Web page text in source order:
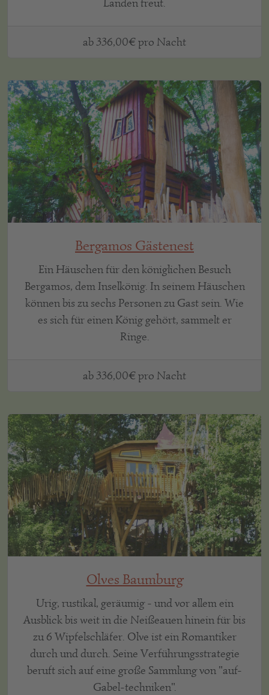
Landen freut.
ab 336,00€ pro Nacht
Bergamos Gästenest
Ein Häuschen für den königlichen Besuch
Bergamos, dem Inselkönig. In seinem Häuschen
können bis zu sechs Personen zu Gast sein. Wie
es sich für einen König gehört, sammelt er
Ringe.
ab 336,00€ pro Nacht
Olves Baumburg
Urig, rustikal, geräumig - und vor allem ein
Ausblick bis weit in die Neißeauen hinein für bis
zu 6 Wipfelschläfer. Olve ist ein Romantiker
durch und durch. Seine Verführungsstrategie
beruft sich auf eine große Sammlung von "auf-
Gabel-techniken".